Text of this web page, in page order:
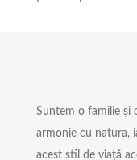
Suntem o familie și
armonie cu natura,
acest stil de viață